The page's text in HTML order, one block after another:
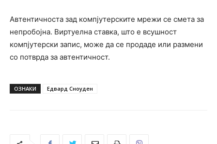
Автентичноста зад компјутерските мрежи се смета за
непробојна. Виртуелна ставка, што е всушност
компјутерски запис, може да се продаде или размени
со потврда за автентичност.
ОЗНАКИ Едвард Сноуден